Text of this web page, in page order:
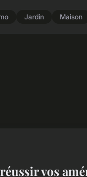
Jardin Maison
vos